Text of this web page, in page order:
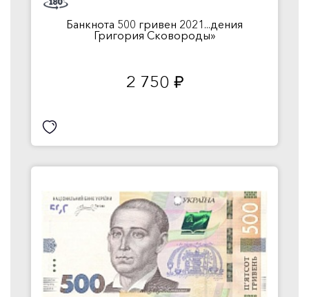
Банкнота 500 гривен 2021...дения
Григория Сковороды»
2 750 руб.